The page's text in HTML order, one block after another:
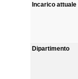
Incarico attuale
Dipartimento